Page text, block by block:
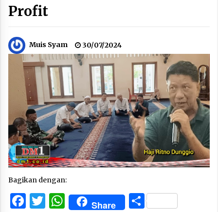
Profit
Muis Syam 30/07/2024
Bagikan dengan:
Facebook
Twitter
WhatsApp
Share Share